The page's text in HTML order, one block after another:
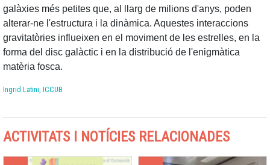
galàxies més petites que, al llarg de milions d'anys, poden
alterar-ne l'estructura i la dinàmica. Aquestes interaccions
gravitatòries influeixen en el moviment de les estrelles, en la
forma del disc galàctic i en la distribució de l'enigmàtica
matèria fosca.
Ingrid Latini, ICCUB
ACTIVITATS I NOTÍCIES RELACIONADES